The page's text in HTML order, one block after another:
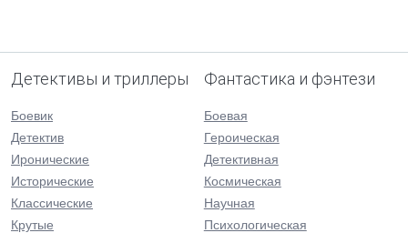
Детективы и триллеры
Боевик
Детектив
Иронические
Исторические
Классические
Крутые
Фантастика и фэнтези
Боевая
Героическая
Детективная
Космическая
Научная
Психологическая